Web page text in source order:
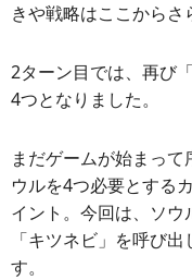
きや戦略はここからさ
2ターン目では、再び
4つとなりました。
まだゲームが始まっ
ウルを4つ必要とする
イント。今回は、ソ
「キツネビ」を呼び
す。